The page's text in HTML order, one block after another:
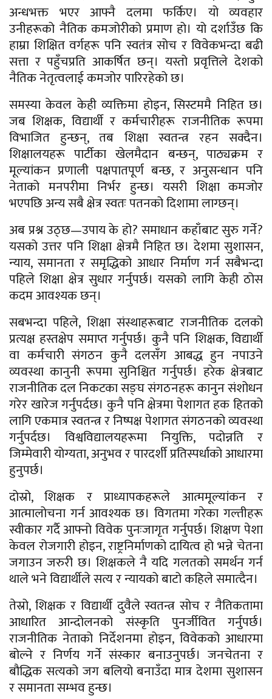
अन्धभक्त भएर आफ्नै दलमा फर्किए। यो व्यवहार
उनीहरूको नैतिक कमजोरीको प्रमाण हो। यो दर्शाउँछ कि
हाम्रा शिक्षित वर्गहरू पनि स्वतंत्र सोच र विवेकभन्दा बढी
सत्ता र पहुँचप्रति आकर्षित छन्। यस्तो प्रवृत्तिले देशको
नैतिक नेतृत्वलाई कमजोर पारिरहेको छ।
समस्या केवल केही व्यक्तिमा होइन, सिस्टममै निहित छ।
जब शिक्षक, विद्यार्थी र कर्मचारीहरू राजनीतिक रूपमा
विभाजित हुन्छन्, तब शिक्षा स्वतन्त्र रहन सक्दैन।
शिक्षालयहरू पार्टीका खेलमैदान बन्छन्, पाठ्यक्रम र
मूल्यांकन प्रणाली पक्षपातपूर्ण बन्छ, र अनुसन्धान पनि
नेताको मनपरीमा निर्भर हुन्छ। यसरी शिक्षा कमजोर
भएपछि अन्य सबै क्षेत्र स्वतः पतनको दिशामा लाग्छन्।
अब प्रश्न उठ्छ—उपाय के हो? समाधान कहाँबाट सुरु गर्ने?
यसको उत्तर पनि शिक्षा क्षेत्रमै निहित छ। देशमा सुशासन,
न्याय, समानता र समृद्धिको आधार निर्माण गर्न सबैभन्दा
पहिले शिक्षा क्षेत्र सुधार गर्नुपर्छ। यसको लागि केही ठोस
कदम आवश्यक छन्।
सबभन्दा पहिले, शिक्षा संस्थाहरूबाट राजनीतिक दलको
प्रत्यक्ष हस्तक्षेप समाप्त गर्नुपर्छ। कुनै पनि शिक्षक, विद्यार्थी
वा कर्मचारी संगठन कुनै दलसँग आबद्ध हुन नपाउने
व्यवस्था कानुनी रूपमा सुनिश्चित गर्नुपर्छ। हरेक क्षेत्रबाट
राजनीतिक दल निकटका सङ्घ संगठनहरू कानुन संशोधन
गरेर खारेज गर्नुपर्दछ। कुनै पनि क्षेत्रमा पेशागत हक हितको
लागि एकमात्र स्वतन्त्र र निष्पक्ष पेशागत संगठनको व्यवस्था
गर्नुपर्दछ। विश्वविद्यालयहरूमा नियुक्ति, पदोन्नति र
जिम्मेवारी योग्यता, अनुभव र पारदर्शी प्रतिस्पर्धाको आधारमा
हुनुपर्छ।
दोस्रो, शिक्षक र प्राध्यापकहरूले आत्ममूल्यांकन र
आत्मालोचना गर्न आवश्यक छ। विगतमा गरेका गल्तीहरू
स्वीकार गर्दै आफ्नो विवेक पुनःजागृत गर्नुपर्छ। शिक्षण पेशा
केवल रोजगारी होइन, राष्ट्रनिर्माणको दायित्व हो भन्ने चेतना
जगाउन जरुरी छ। शिक्षकले नै यदि गलतको समर्थन गर्न
थाले भने विद्यार्थीले सत्य र न्यायको बाटो कहिले समात्दैन।
तेस्रो, शिक्षक र विद्यार्थी दुवैले स्वतन्त्र सोच र नैतिकतामा
आधारित आन्दोलनको संस्कृति पुनर्जीवित गर्नुपर्छ।
राजनीतिक नेताको निर्देशनमा होइन, विवेकको आधारमा
बोल्ने र निर्णय गर्ने संस्कार बनाउनुपर्छ। जनचेतना र
बौद्धिक सत्यको जग बलियो बनाउँदा मात्र देशमा सुशासन
र समानता सम्भव हुन्छ।